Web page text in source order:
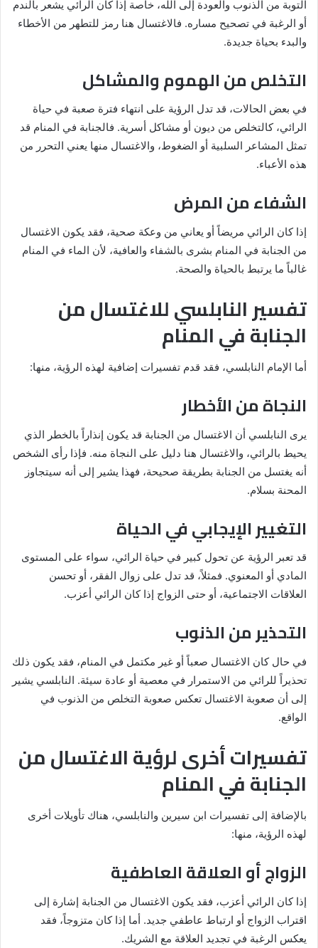
التوبة من الذنوب والعودة إلى الله، خاصة إذا كان الرائي يشعر بالندم
أو الرغبة في تصحيح مساره. فالاغتسال هنا رمز للتطهر من الأخطاء
والبدء بحياة جديدة.
التخلص من الهموم والمشاكل
في بعض الحالات، قد تدل الرؤية على انتهاء فترة صعبة في حياة
الرائي، كالتخلص من ديون أو مشاكل أسرية. فالجنابة في المنام قد
تمثل المشاعر السلبية أو الضغوط، والاغتسال منها يعني التحرر من
هذه الأعباء.
الشفاء من المرض
إذا كان الرائي مريضاً أو يعاني من وعكة صحية، فقد يكون الاغتسال
من الجنابة في المنام بشرى بالشفاء والعافية، لأن الماء في المنام
غالباً ما يرتبط بالحياة والصحة.
تفسير النابلسي للاغتسال من
الجنابة في المنام
أما الإمام النابلسي، فقد قدم تفسيرات إضافية لهذه الرؤية، منها:
النجاة من الأخطار
يرى النابلسي أن الاغتسال من الجنابة قد يكون إنذاراً بالخطر الذي
يحيط بالرائي، والاغتسال هنا دليل على النجاة منه. فإذا رأى الشخص
أنه يغتسل من الجنابة بطريقة صحيحة، فهذا يشير إلى أنه سيتجاوز
المحنة بسلام.
التغيير الإيجابي في الحياة
قد تعبر الرؤية عن تحول كبير في حياة الرائي، سواء على المستوى
المادي أو المعنوي. فمثلاً، قد تدل على زوال الفقر، أو تحسن
العلاقات الاجتماعية، أو حتى الزواج إذا كان الرائي أعزب.
التحذير من الذنوب
في حال كان الاغتسال صعباً أو غير مكتمل في المنام، فقد يكون ذلك
تحذيراً للرائي من الاستمرار في معصية أو عادة سيئة. النابلسي يشير
إلى أن صعوبة الاغتسال تعكس صعوبة التخلص من الذنوب في
الواقع.
تفسيرات أخرى لرؤية الاغتسال من
الجنابة في المنام
بالإضافة إلى تفسيرات ابن سيرين والنابلسي، هناك تأويلات أخرى
لهذه الرؤية، منها:
الزواج أو العلاقة العاطفية
إذا كان الرائي أعزب، فقد يكون الاغتسال من الجنابة إشارة إلى
اقتراب الزواج أو ارتباط عاطفي جديد. أما إذا كان متزوجاً، فقد
يعكس الرغبة في تجديد العلاقة مع الشريك.